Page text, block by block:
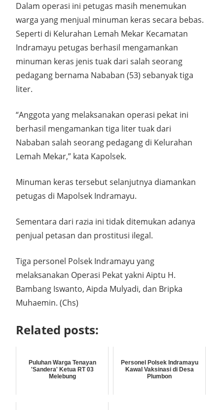
Dalam operasi ini petugas masih menemukan
warga yang menjual minuman keras secara bebas.
Seperti di Kelurahan Lemah Mekar Kecamatan
Indramayu petugas berhasil mengamankan
minuman keras jenis tuak dari salah seorang
pedagang bernama Nababan (53) sebanyak tiga
liter.
“Anggota yang melaksanakan operasi pekat ini
berhasil mengamankan tiga liter tuak dari
Nababan salah seorang pedagang di Kelurahan
Lemah Mekar,” kata Kapolsek.
Minuman keras tersebut selanjutnya diamankan
petugas di Mapolsek Indramayu.
Sementara dari razia ini tidak ditemukan adanya
penjual petasan dan prostitusi ilegal.
Tiga personel Polsek Indramayu yang
melaksanakan Operasi Pekat yakni Aiptu H.
Bambang Iswanto, Aipda Mulyadi, dan Bripka
Muhaemin. (Chs)
Related posts:
Puluhan Warga Tenayan
'Sandera' Ketua RT 03
Melebung
Personel Polsek Indramayu
Kawal Vaksinasi di Desa
Plumbon